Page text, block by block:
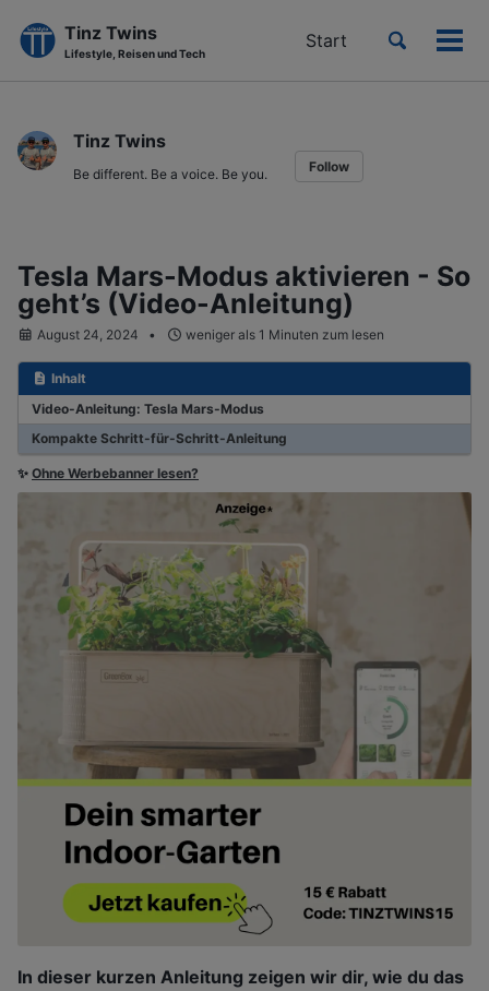
primary
navigation
content
footer
Tinz Twins
Lifestyle, Reisen und Tech
Start
Toggle
Tinz Twins
Be different. Be a voice. Be you. Follow
Tesla Mars-Modus aktivieren - So
geht’s (Video-Anleitung)
August 24, 2024 weniger als 1 Minuten zum lesen
Inhalt
Video-Anleitung: Tesla Mars-Modus
Kompakte Schritt-für-Schritt-Anleitung
✨ Ohne Werbebanner lesen?
In dieser kurzen Anleitung zeigen wir dir, wie du das